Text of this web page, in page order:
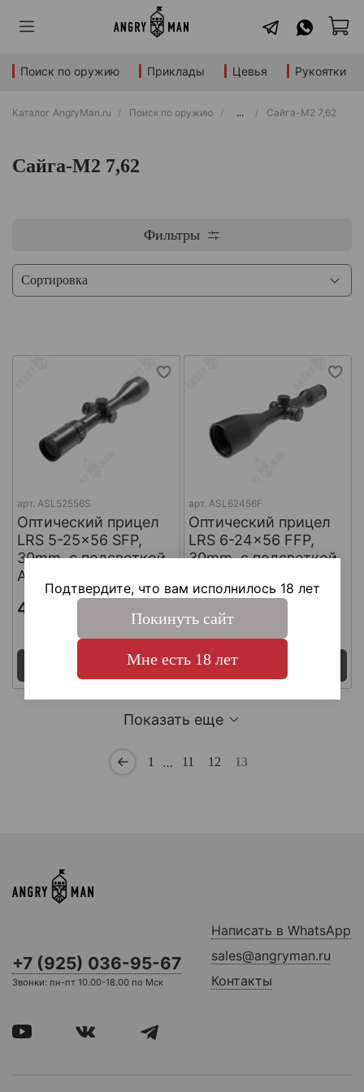
Поиск по оружию Приклады Цевья Рукоятки
Каталог AngryMan.ru Поиск по оружию ... Сайга-М2 7,62
Сайга-М2 7,62
Фильтры
арт. ASL52556S
Оптический прицел
LRS 5-25x56 SFP,
30mm, с подсветкой
Artelv
44 100 ₽
Поставка 7 дней
арт. ASL62456F
Оптический прицел
LRS 6-24x56 FFP,
30mm, с подсветкой
49 613 ₽
Поставка 7 дней
Под заказ
Показать еще
1 … 11 12 13
+7 (925) 036-95-67
Звонки: пн-пт 10.00-18.00 по Мск
Написать в WhatsApp
sales@angryman.ru
Контакты
Подтвердите, что вам исполнилось 18 лет
Покинуть сайт
Мне есть 18 лет